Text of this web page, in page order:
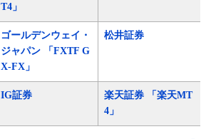
T4」
ゴールデンウェイ・
ジャパン 「FXTF G
X-FX」
松井証券
IG証券
楽天証券 「楽天MT
4」